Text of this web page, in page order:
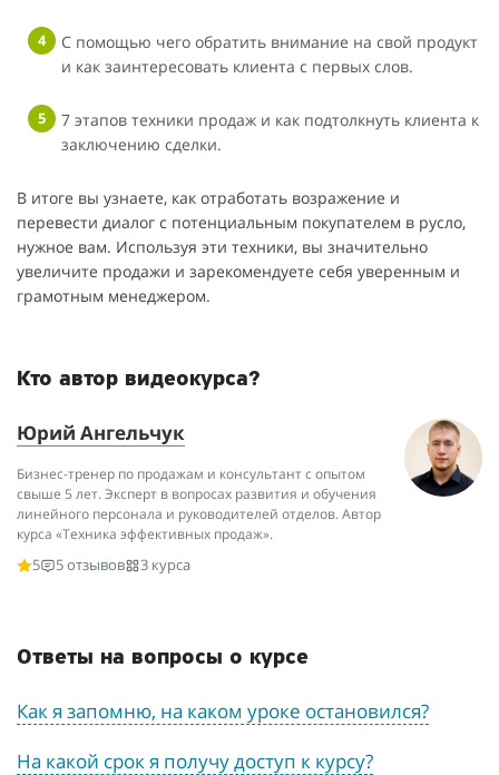
С помощью чего обратить внимание на свой продукт
и как заинтересовать клиента с первых слов.
7 этапов техники продаж и как подтолкнуть клиента к
заключению сделки.
В итоге вы узнаете, как отработать возражение и
перевести диалог с потенциальным покупателем в русло,
нужное вам. Используя эти техники, вы значительно
увеличите продажи и зарекомендуете себя уверенным и
грамотным менеджером.
Кто автор видеокурса?
Юрий Ангельчук
Бизнес-тренер по продажам и консультант с опытом
свыше 5 лет. Эксперт в вопросах развития и обучения
линейного персонала и руководителей отделов. Автор
курса «Техника эффективных продаж».
5
5 отзывов 3 курса
Ответы на вопросы о курсе
Как я запомню, на каком уроке остановился?
На какой срок я получу доступ к курсу?